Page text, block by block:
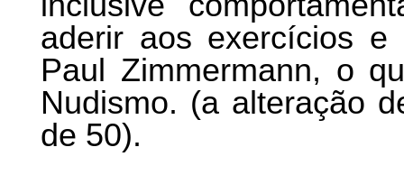
aderir aos exercícios
Paul Zimmermann, o
Nudismo. (a alteração
de 50).